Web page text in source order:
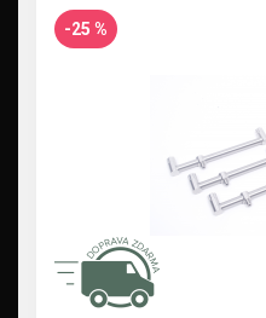
-25 %